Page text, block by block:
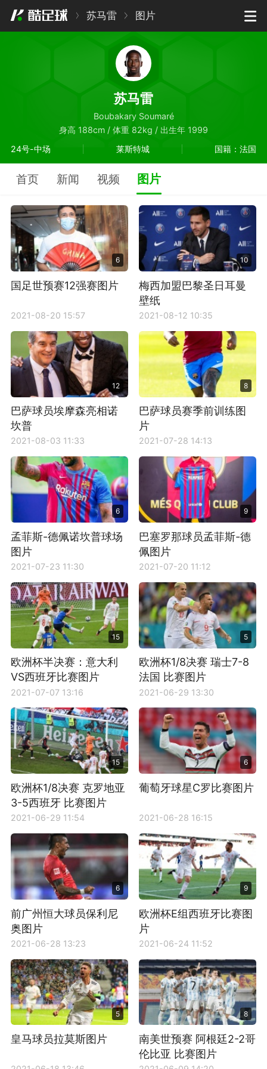
苏马雷 图片
苏马雷
Boubakary Soumaré
身高 188cm / 体重 82kg / 出生年 1999
24号-中场
莱斯特城 国籍：法国
首页 新闻 视频 图片
6
国足世预赛12强赛图片
2021-08-20 15:57
10
梅西加盟巴黎圣日耳曼
壁纸
2021-08-12 10:35
12
巴萨球员埃摩森亮相诺
坎普
2021-08-03 11:33
8
巴萨球员赛季前训练图
片
2021-07-28 14:13
6
孟菲斯-德佩诺坎普球场
图片
2021-07-23 11:30
9
巴塞罗那球员孟菲斯-德
佩图片
2021-07-20 11:12
15
欧洲杯半决赛：意大利
VS西班牙比赛图片
2021-07-07 13:16
5
欧洲杯1/8决赛 瑞士7-8
法国 比赛图片
2021-06-29 13:30
15
欧洲杯1/8决赛 克罗地亚
3-5西班牙 比赛图片
2021-06-29 11:54
6
葡萄牙球星C罗比赛图片
2021-06-28 16:15
6
前广州恒大球员保利尼
奥图片
2021-06-28 13:23
9
欧洲杯E组西班牙比赛图
片
2021-06-24 11:52
5
皇马球员拉莫斯图片
8
南美世预赛 阿根廷2-2哥
伦比亚 比赛图片